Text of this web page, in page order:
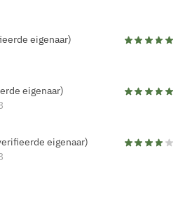
eigenaar)
eigenaar)
eigenaar)